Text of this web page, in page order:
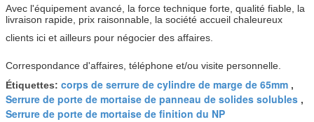
Avec l'équipement avancé, la force technique forte, qualité fiable, la
livraison rapide, prix raisonnable, la société accueil chaleureux
clients ici et ailleurs pour négocier des affaires.
Correspondance d'affaires, téléphone et/ou visite personnelle.
Étiquettes: corps de serrure de cylindre de marge de 65mm ,
Serrure de porte de mortaise de panneau de solides solubles ,
Serrure de porte de mortaise de finition du NP